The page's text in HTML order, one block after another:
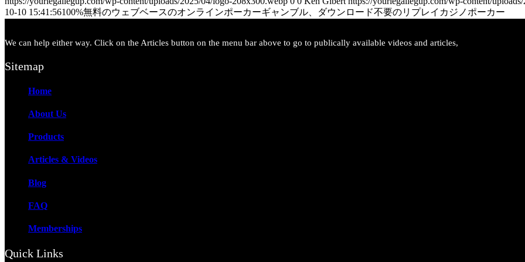
10-10 15:41:56100%無料のウェブベースのオンラインポーカーギャンブル、ダウンロード不要のリプレイカジノポーカー
We can help either way. Click on the Articles button on the menu bar above to go to publically available videos and articles,
Sitemap
Home
About Us
Products
Articles & Videos
Blog
FAQ
Memberships
Quick Links